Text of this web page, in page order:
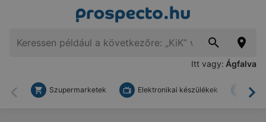
Itt vagy: Ágfalva
Vissza
Szupermarketek Elektronikai készülékek